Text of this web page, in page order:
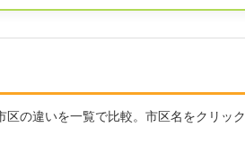
の違いを一覧で比較。市区名をクリッ